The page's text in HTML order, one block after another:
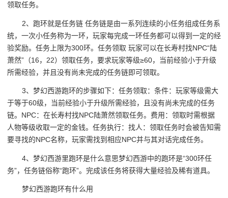
领取任务。
2、跑环就是任务链 任务链是由一系列连续的小任务组成任务系
统，一次小任务称为一环，玩家每完成一环任务都可以得到一定的经
验奖励。任务上限为300环。任务领取 玩家可以在长寿村找NPC“陆
萧然”（16，22）领取任务，要求玩家等级≥60，当前经验小于升级
所需经验，并且没有尚未完成的任务链即可领取。
3、梦幻西游跑环的步骤如下：任务领取：条件：玩家等级需大
于等于60级，当前经验小于升级所需经验，且没有尚未完成的任务
链。NPC：在长寿村找NPC陆萧然领取任务。费用：领取时需根据
人物等级收取一定的金钱。任务执行：找人：领取任务时会被告知需
要寻找的NPC名称，玩家需找到相应NPC并与其对话完成任务。
4、梦幻西游里跑环是什么意思梦幻西游中的跑环是“300环任
务”，任务链俗称“跑环”。完成该任务将获得大量经验及稀有道具。
梦幻西游跑环有什么用